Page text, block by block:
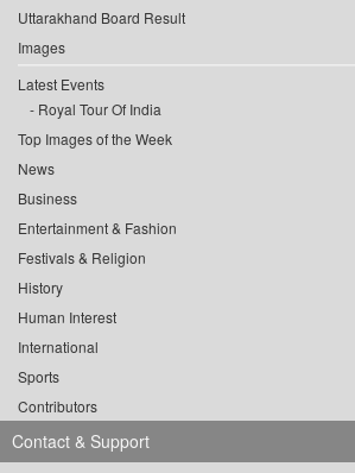
Uttarakhand Board Result
Images
Latest Events
Royal Tour Of India
Top Images of the Week
News
Business
Entertainment & Fashion
Festivals & Religion
History
Human Interest
International
Sports
Contributors
Contact & Support